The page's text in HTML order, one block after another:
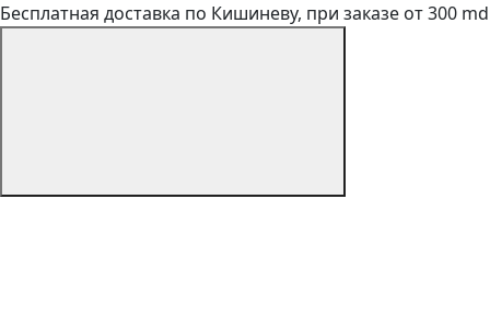
Бесплатная доставка по Кишиневу, при заказе от 300